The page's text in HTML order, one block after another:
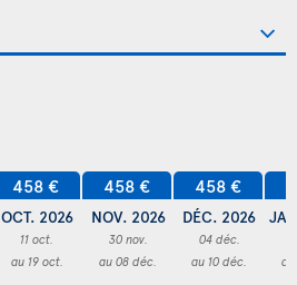
458 €
OCT. 2026
11 oct.
au 19 oct.
458 €
NOV. 2026
30 nov.
au 08 déc.
458 €
DÉC. 2026
04 déc.
au 10 déc.